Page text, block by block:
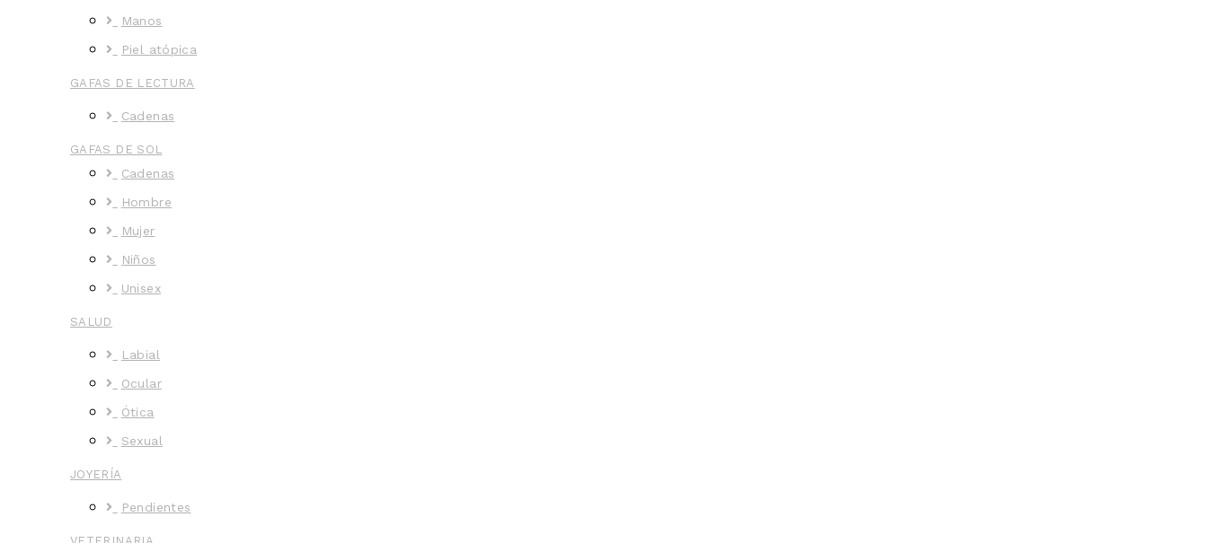
Manos
Piel atópica
GAFAS DE LECTURA
Cadenas
GAFAS DE SOL
Cadenas
Hombre
Mujer
Niños
Unisex
SALUD
Labial
Ocular
Ótica
Sexual
JOYERÍA
Pendientes